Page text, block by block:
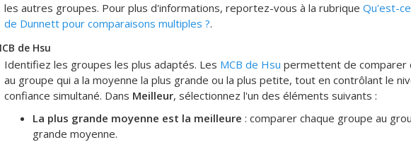
les autres groupes. Pour plus d'informations, reportez-vous à la rubrique Qu'est-
de Dunnett pour comparaisons multiples ?.
de Hsu
Identifiez les groupes les plus adaptés. Les MCB de Hsu permettent de comparer
au groupe qui a la moyenne la plus grande ou la plus petite, tout en contrôlant le
confiance simultané. Dans Meilleur, sélectionnez l'un des éléments suivants :
La plus grande moyenne est la meilleure : comparer chaque groupe au
grande moyenne.